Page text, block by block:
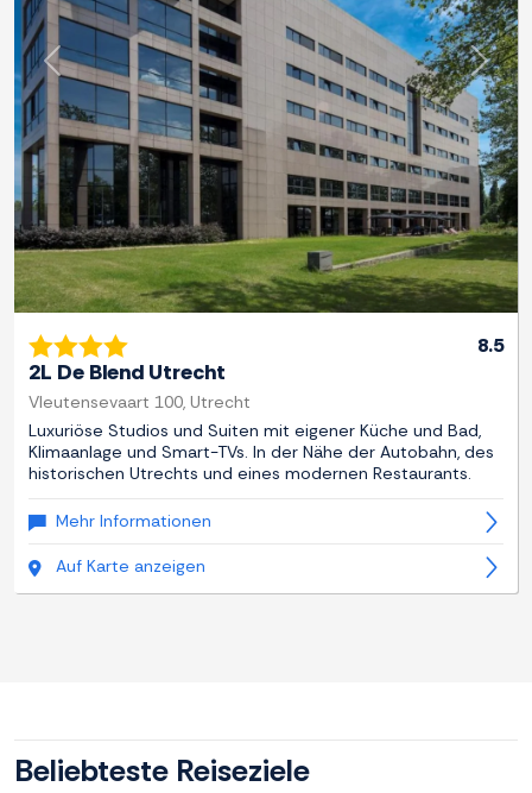
Zurück
8.5
2L De Blend Utrecht
Vleutensevaart 100, Utrecht
Luxuriöse Studios und Suiten mit eigener Küche und Bad,
Klimaanlage und Smart-TVs. In der Nähe der Autobahn, des
historischen Utrechts und eines modernen Restaurants.
Mehr Informationen
Auf Karte anzeigen
Beliebteste Reiseziele